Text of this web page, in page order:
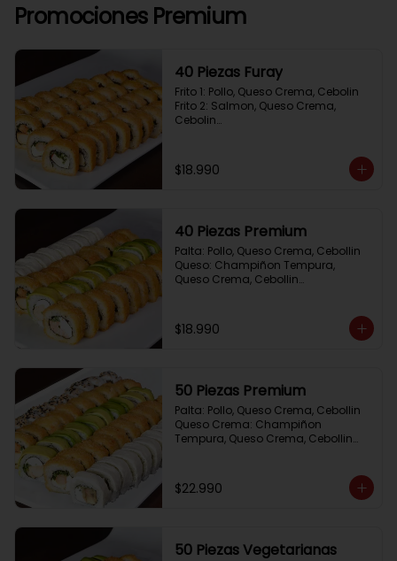
Promociones Premium
40 Piezas Furay
Frito 1: Pollo, Queso Crema, Cebolin
Frito 2: Salmon, Queso Crema,
Cebolin
Frito 4: Kanikama, Queso Crema,
Cebollin
$18.990
40 Piezas Premium
Palta: Pollo, Queso Crema, Cebollin
Queso: Champiñon Tempura,
Queso Crema, Cebollin
Cebollin
$18.990
50 Piezas Premium
Palta: Pollo, Queso Crema, Cebollin
Queso Crema: Champiñon
Tempura, Queso Crema, Cebollin
Cebollin
Frito 2: Pollo, Queso Crema, Cebollin
$22.990
50 Piezas Vegetarianas